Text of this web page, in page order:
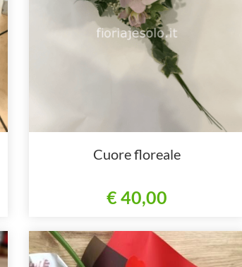
Cuore floreale
€ 40,00